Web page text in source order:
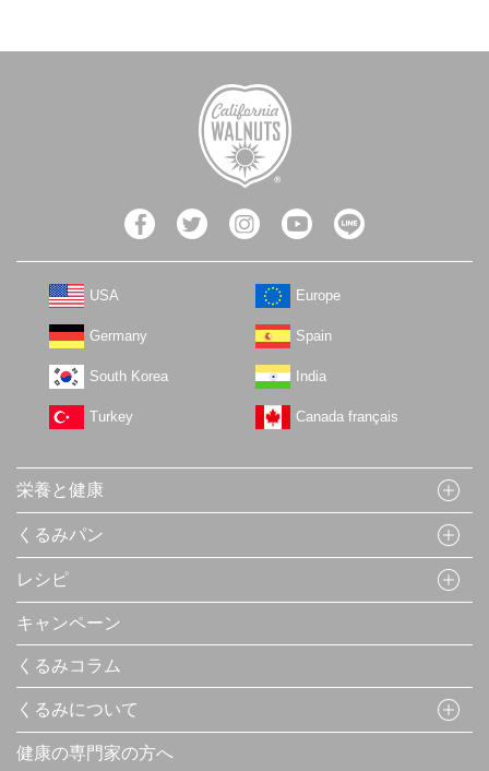
USA Europe
Germany Spain
South Korea India
Turkey Canada français
栄養と健康
くるみパン
レシピ
キャンペーン
くるみコラム
くるみについて
健康の専門家の方へ